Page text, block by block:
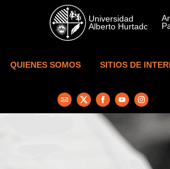
Skip to main content
QUIENES SOMOS SITIOS DE